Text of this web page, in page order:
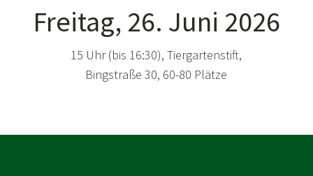
Freitag, 26. Juni 2026
15 Uhr (bis 16:30), Tiergartenstift,
Bingstraße 30, 60-80 Plätze